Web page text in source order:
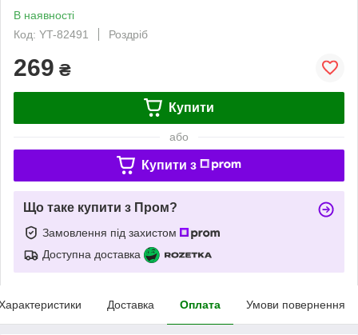
В наявності
Код: YT-82491
Роздріб
269 ₴
Купити
або
Купити з
Що таке купити з Пром?
Замовлення під захистом
Доступна доставка
Доставка Оплата Умови повернення